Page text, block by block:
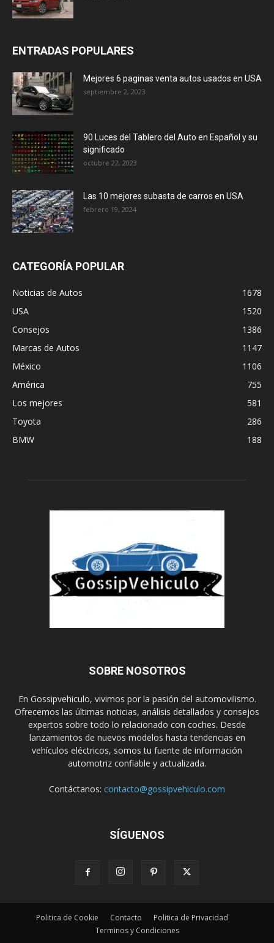
ENTRADAS POPULARES
Mejores 6 paginas venta autos usados en USA
septiembre 2, 2023
90 Luces del Tablero del Auto en Español y su
significado
octubre 22, 2023
Las 10 mejores subasta de carros en USA
febrero 19, 2024
CATEGORÍA POPULAR
Noticias de Autos
1678
USA
1520
Consejos
1386
Marcas de Autos
1147
México
1106
América
755
Los mejores
581
Toyota
286
BMW
188
SOBRE NOSOTROS
En Gossipvehiculo, vivimos por la pasión del automovilismo.
Ofrecemos las últimas noticias, análisis detallados y consejos
expertos sobre todo lo relacionado con coches. Desde
lanzamientos de nuevos modelos hasta tendencias en
vehículos eléctricos, somos tu fuente de información
automotriz confiable y actualizada.
Contáctanos: contacto@gossipvehiculo.com
SÍGUENOS
Politica de Cookie Contacto
Politica de Privacidad
Terminos y Condiciones